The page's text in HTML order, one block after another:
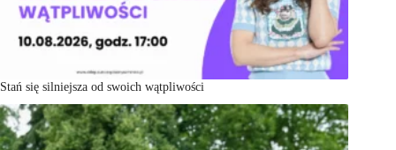
Stań się silniejsza od swoich wątpliwości